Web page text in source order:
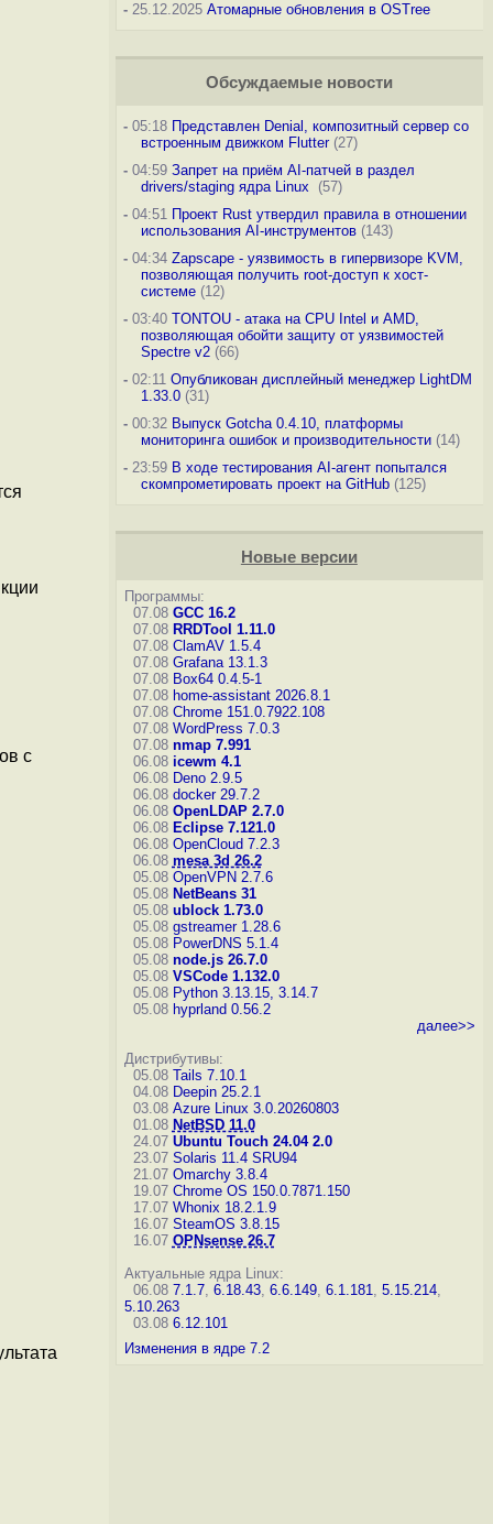
с
-25.12.2025 Атомарные обновления в OSTree
Обсуждаемые новости
-05:18 Представлен Denial, композитный сервер со
встроенным движком Flutter(27)
-04:59 Запрет на приём AI-патчей в раздел
drivers/staging ядра Linux
(57)
-04:51 Проект Rust утвердил правила в отношении
использования AI-инструментов(143)
-04:34 Zapscape - уязвимость в гипервизоре KVM,
позволяющая получить root-доступ к хост-
системе(12)
-03:40 TONTOU - атака на CPU Intel и AMD,
позволяющая обойти защиту от уязвимостей
Spectre v2(66)
-02:11 Опубликован дисплейный менеджер LightDM
1.33.0(31)
-00:32 Выпуск Gotcha 0.4.10, платформы
мониторинга ошибок и производительности(14)
-23:59 В ходе тестирования AI-агент попытался
скомпрометировать проект на GitHub(125)
Новые версии
Программы:
07.08 GCC 16.2
07.08 RRDTool 1.11.0
07.08 ClamAV 1.5.4
07.08 Grafana 13.1.3
07.08 Box64 0.4.5-1
07.08 home-assistant 2026.8.1
07.08 Chrome 151.0.7922.108
07.08 WordPress 7.0.3
07.08 nmap 7.991
06.08 icewm 4.1
06.08 Deno 2.9.5
06.08 docker 29.7.2
06.08 OpenLDAP 2.7.0
06.08 Eclipse 7.121.0
06.08 OpenCloud 7.2.3
06.08 mesa 3d 26.2
05.08 OpenVPN 2.7.6
05.08 NetBeans 31
05.08 ublock 1.73.0
05.08 gstreamer 1.28.6
05.08 PowerDNS 5.1.4
05.08 node.js 26.7.0
05.08 VSCode 1.132.0
05.08 Python 3.13.15, 3.14.7
05.08 hyprland 0.56.2
далее>>
Дистрибутивы:
05.08 Tails 7.10.1
04.08 Deepin 25.2.1
03.08 Azure Linux 3.0.20260803
01.08 NetBSD 11.0
24.07 Ubuntu Touch 24.04 2.0
23.07 Solaris 11.4 SRU94
21.07 Omarchy 3.8.4
19.07 Chrome OS 150.0.7871.150
17.07 Whonix 18.2.1.9
16.07 SteamOS 3.8.15
16.07 OPNsense 26.7
Актуальные ядра Linux:
06.08 7.1.7, 6.18.43, 6.6.149, 6.1.181, 5.15.214,
5.10.263
03.08 6.12.101
Изменения в ядре 7.2